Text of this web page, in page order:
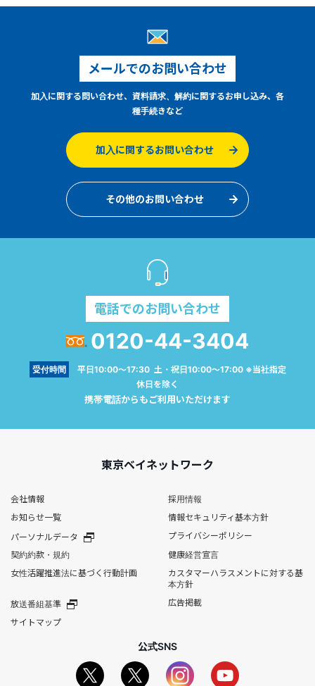
メールでのお問い合わせ
加入に関する問い合わせ、資料請求、解約に関するお申し込み、各
種手続きなど
加入に関するお問い合わせ
その他のお問い合わせ
電話でのお問い合わせ
0120-44-3404
受付時間
平日10:00～17:30 土・祝日10:00～17:00 ※当社指定
休日を除く
携帯電話からもご利用いただけます
東京ベイネットワーク
会社情報
採用情報
お知らせ一覧
情報セキュリティ基本方針
パーソナルデータ
プライバシーポリシー
契約約款・規約
健康経営宣言
女性活躍推進法に基づく行動計画
カスタマーハラスメントに対する基
本方針
放送番組基準
広告掲載
サイトマップ
公式SNS